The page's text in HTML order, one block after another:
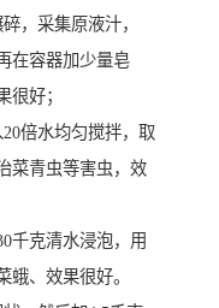
，采集原液汁，
在容器加少量皂
很好；
倍水均匀搅拌，取
菜青虫等害虫，效
千克清水浸泡，用
蛾、效果很好。